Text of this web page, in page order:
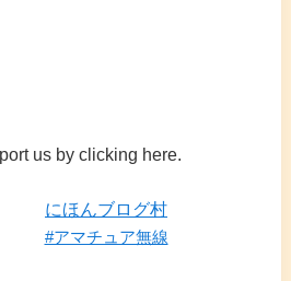
us by clicking here.
にほんブログ村
#アマチュア無線